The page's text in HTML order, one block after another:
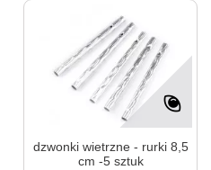
dzwonki wietrzne - rurki 8,5
cm -5 sztuk